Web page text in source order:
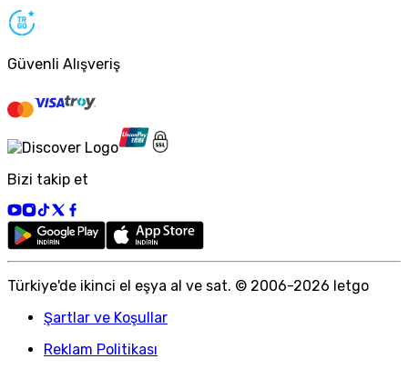
Güvenli Alışveriş
Bizi takip et
Türkiye'de ikinci el eşya al ve sat. © 2006-2026 letgo
Şartlar ve Koşullar
Reklam Politikası